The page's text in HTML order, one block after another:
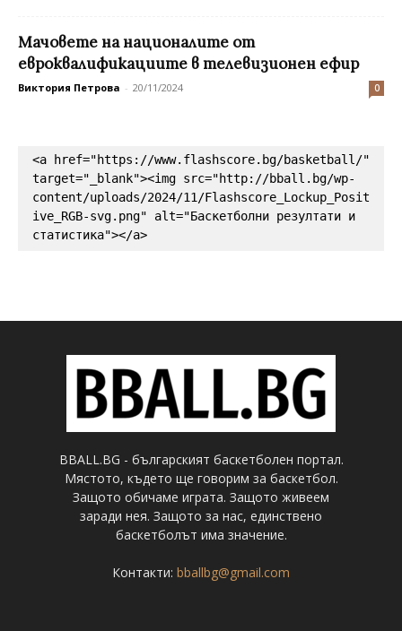
Мачовете на националите от
евроквалификациите в телевизионен ефир
Виктория Петрова - 20/11/2024 0
<a href="https://www.flashscore.bg/basketball/"
target="_blank"><img src="http://bball.bg/wp-
content/uploads/2024/11/Flashscore_Lockup_Posit
ive_RGB-svg.png" alt="Баскетболни резултати и
статистика"></a>
BBALL.BG - българският баскетболен портал.
Мястото, където ще говорим за баскетбол.
Защото обичаме играта. Защото живеем
заради нея. Защото за нас, единствено
баскетболът има значение.
Контакти: bballbg@gmail.com